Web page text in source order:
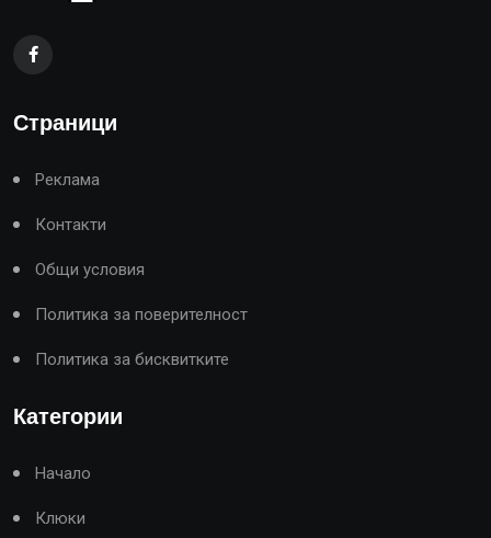
Страници
Реклама
Контакти
Общи условия
Политика за поверителност
Политика за бисквитките
Категории
Начало
Клюки